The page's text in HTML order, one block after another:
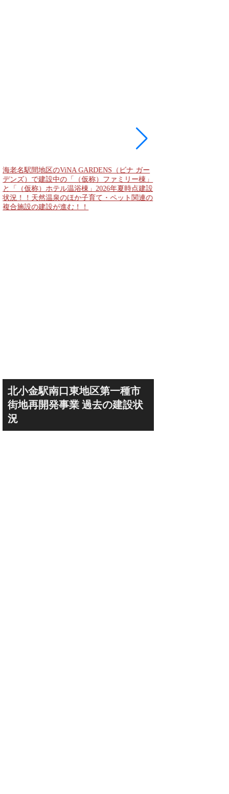
海老名駅間地区のViNA GARDENS（ビナ ガー
デンズ）で建設中の「（仮称）ファミリー棟」
と「（仮称）ホテル温浴棟」2026年夏時点建設
状況！！天然温泉のほか子育て・ペット関連の
複合施設の建設が進む！！
北小金駅南口東地区第一種市
街地再開発事業 過去の建設状
況